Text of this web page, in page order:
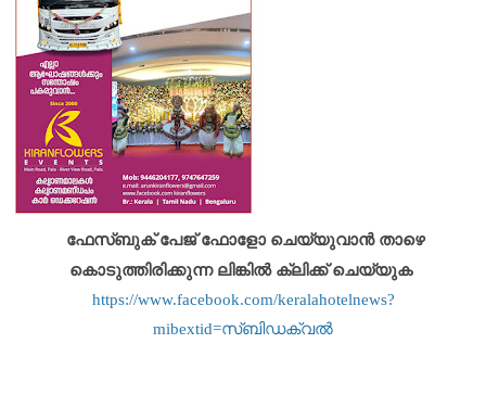
ഫേസ്ബുക് പേജ് ഫോളോ ചെയ്യുവാൻ താഴെ
കൊടുത്തിരിക്കുന്ന ലിങ്കിൽ ക്ലിക്ക് ചെയ്യുക
https://www.facebook.com/keralahotelnews?
mibextid=സ്‌ബിഡക്വൽ